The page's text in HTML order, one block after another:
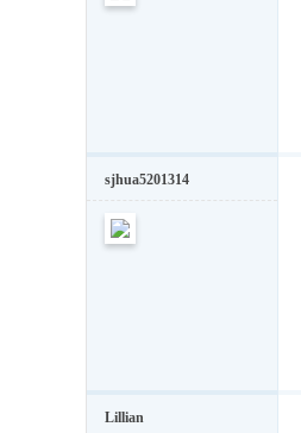
sjhua5201314
Lillian